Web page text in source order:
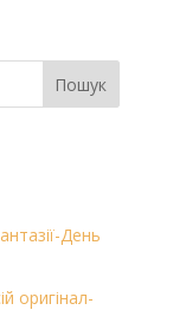
Пошук
День
оригінал-